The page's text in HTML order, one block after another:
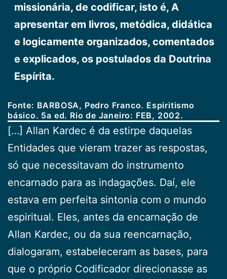
missionária, de codificar, isto é, A
apresentar em livros, metódica, didática
e logicamente organizados, comentados
e explicados, os postulados da Doutrina
Espírita.
Fonte: BARBOSA, Pedro Franco. Espiritismo
básico. 5a ed. Rio de Janeiro: FEB, 2002.
[…] Allan Kardec é da estirpe daquelas
Entidades que vieram trazer as respostas,
só que necessitavam do instrumento
encarnado para as indagações. Daí, ele
estava em perfeita sintonia com o mundo
espiritual. Eles, antes da encarnação de
Allan Kardec, ou da sua reencarnação,
dialogaram, estabeleceram as bases, para
que o próprio Codificador direcionasse as